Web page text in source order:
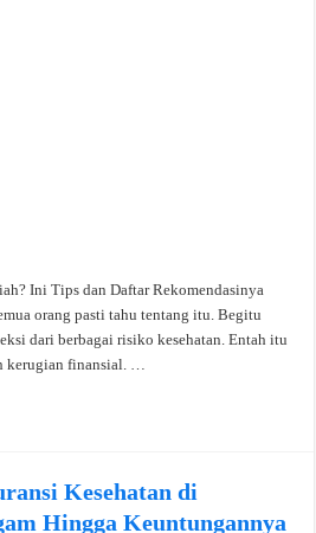
Ini Tips dan Daftar Rekomendasinya
orang pasti tahu tentang itu. Begitu
dari berbagai risiko kesehatan. Entah itu
kerugian finansial. …
Kesehatan di
Hingga Keuntungannya